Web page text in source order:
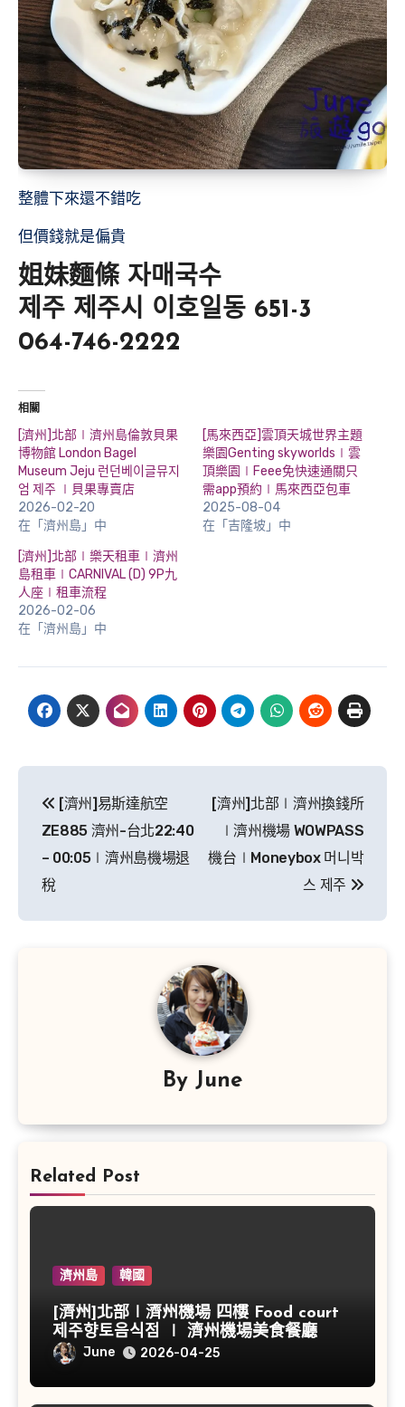
整體下來還不錯吃
但價錢就是偏貴
姐妹麵條 자매국수
제주 제주시 이호일동 651-3
064-746-2222
相關
[濟州]北部∣濟州島倫敦貝果
博物館 London Bagel
Museum Jeju 런던베이글뮤지
엄 제주 ∣貝果專賣店
2026-02-20
在「濟州島」中
[馬來西亞]雲頂天城世界主題
樂園Genting skyworlds∣雲
頂樂園∣Feee免快速通關只
需app預約∣馬來西亞包車
2025-08-04
在「吉隆坡」中
[濟州]北部∣樂天租車∣濟州
島租車∣CARNIVAL (D) 9P九
人座∣租車流程
2026-02-06
在「濟州島」中
章
導
覽
[濟州]易斯達航空
ZE885 濟州-台北22:40
– 00:05∣濟州島機場退
稅
[濟州]北部∣濟州換錢所
∣濟州機場 WOWPASS
機台∣Moneybox 머니박
스 제주
By June
Related Post
濟州島 韓國
[濟州]北部∣濟州機場 四樓 Food court
제주향토음식점 ∣ 濟州機場美食餐廳
June 2026-04-25